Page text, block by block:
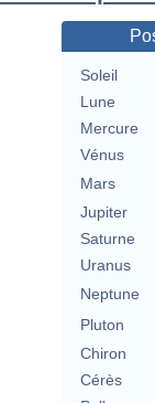
Soleil
Lune
Mercure
Vénus
Mars
Jupiter
Saturne
Uranus
Neptune
Pluton
Chiron
Cérès